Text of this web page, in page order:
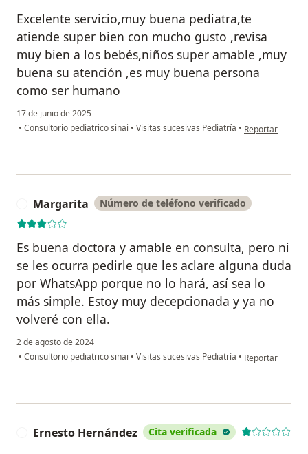
Excelente servicio,muy buena pediatra,te
atiende super bien con mucho gusto ,revisa
muy bien a los bebés,niños super amable ,muy
buena su atención ,es muy buena persona
como ser humano
17 de junio de 2025
• Consultorio pediatrico sinai • Visitas sucesivas Pediatría • en opinión del
Reportar
Margarita Número de teléfono verificado
Es buena doctora y amable en consulta, pero ni
se les ocurra pedirle que les aclare alguna duda
por WhatsApp porque no lo hará, así sea lo
más simple. Estoy muy decepcionada y ya no
volveré con ella.
2 de agosto de 2024
• Consultorio pediatrico sinai • Visitas sucesivas Pediatría • en opinión del
Reportar
Ernesto Hernández Cita verificada